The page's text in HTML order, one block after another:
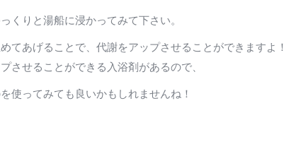
くりと湯船に浸かってみて下さい。
てあげることで、代謝をアップさせることができますよ！
させることができる入浴剤があるので、
使ってみても良いかもしれませんね！